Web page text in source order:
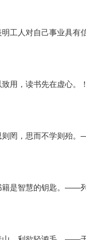
明工人对自己事业具
用，读书先在虚心。！
罔，思而不学则殆。
是智慧的钥匙。——列